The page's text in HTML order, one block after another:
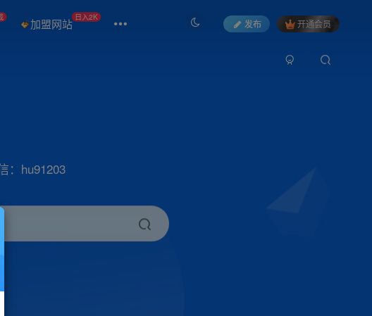
加盟网站 日入2K
发布 开通会员
：hu91203